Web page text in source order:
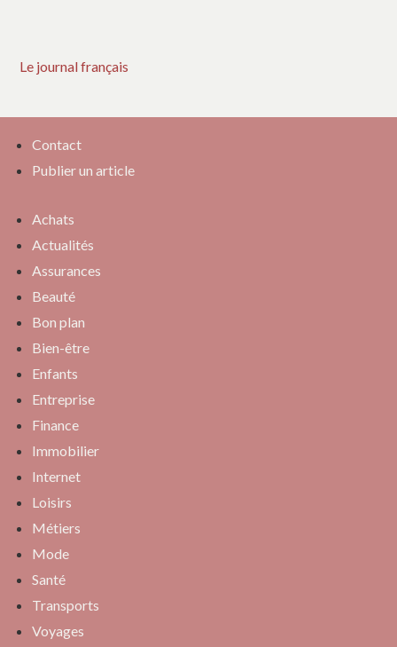
Le journal français
Contact
Publier un article
Achats
Actualités
Assurances
Beauté
Bon plan
Bien-être
Enfants
Entreprise
Finance
Immobilier
Internet
Loisirs
Métiers
Mode
Santé
Transports
Voyages